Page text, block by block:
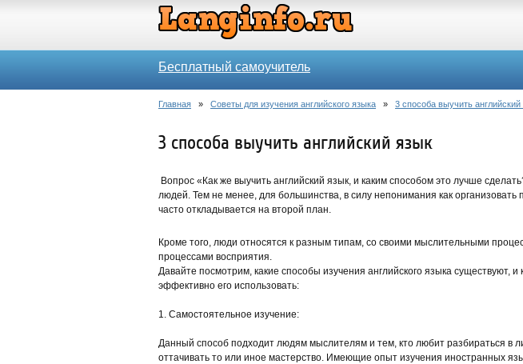
Бесплатный самоучитель
Главная » Советы для изучения английского языка » 3 способа выучить английский
3 способа выучить английский язык
Вопрос «Как же выучить английский язык, и каким способом это лучше
людей. Тем не менее, для большинства, в силу непонимания как организовать
часто откладывается на второй план.
Кроме того, люди относятся к разным типам, со своими мыслительными
процессами восприятия.
Давайте посмотрим, какие способы изучения английского языка существуют,
эффективно его использовать:
1. Самостоятельное изучение:
Данный способ подходит людям мыслителям и тем, кто любит разбираться в
оттачивать то или иное мастерство. Имеющие опыт изучения иностранных